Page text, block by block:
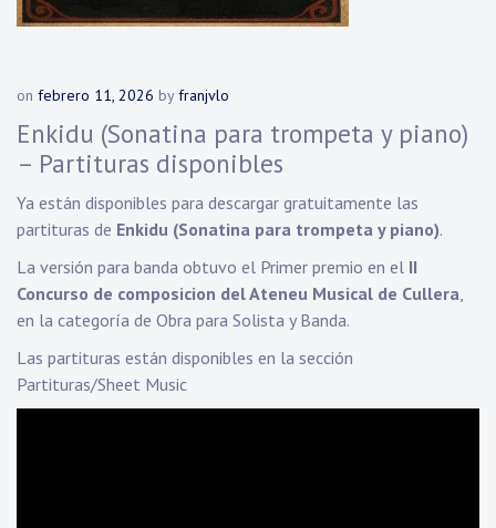
on febrero 11, 2026 byfranjvlo
Enkidu (Sonatina para trompeta y piano)
– Partituras disponibles
Ya están disponibles para descargar gratuitamente las
partituras de Enkidu (Sonatina para trompeta y piano).
La versión para banda obtuvo el Primer premio en el II
Concurso de composicion del Ateneu Musical de Cullera,
en la categoría de Obra para Solista y Banda.
Las partituras están disponibles en la sección
Partituras/Sheet Music